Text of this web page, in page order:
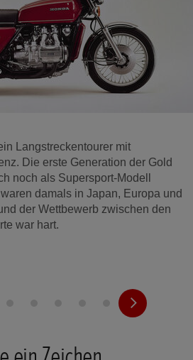
Langstreckentourer mit
Die erste Generation der Gold
noch als Supersport-Modell
damals in Japan, Europa und
der Wettbewerb zwischen den
war hart.